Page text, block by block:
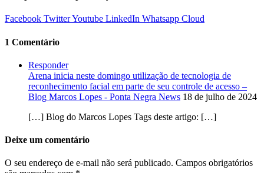
Facebook TwitterYoutube LinkedIn Whatsapp Cloud
1 Comentário
Responder
Arena inicia neste domingo utilização de tecnologia de
reconhecimento facial em parte de seu controle de acesso –
Blog Marcos Lopes - Ponta Negra News 18 de julho de 2024
[…] Blog do Marcos Lopes Tags deste artigo: […]
Deixe um comentário
O seu endereço de e-mail não será publicado. Campos obrigatórios